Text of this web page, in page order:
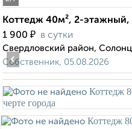
Коттедж 40м², 2-этажный,
1 900 ₽ в сутки
Свердловский район,
Собственник, 05.08.2026
‹